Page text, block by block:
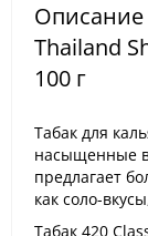
Описание
Thailand
100 г
Табак для
насыщенные
предлагает
как соло-
Табак 420